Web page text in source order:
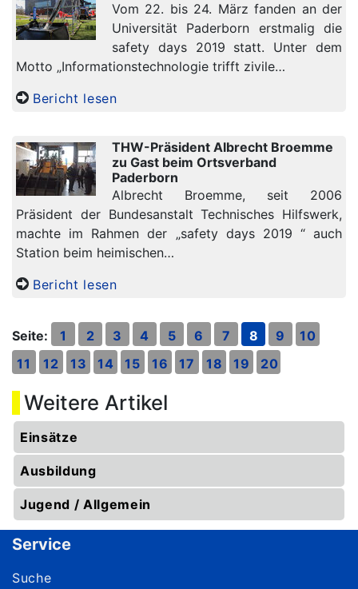
Vom 22. bis 24. März fanden an der
Universität Paderborn erstmalig die
safety days 2019 statt. Unter dem
Motto „Informationstechnologie trifft zivile…
Bericht lesen
THW-Präsident Albrecht Broemme
zu Gast beim Ortsverband
Paderborn
Albrecht Broemme, seit 2006
Präsident der Bundesanstalt Technisches Hilfswerk,
machte im Rahmen der „safety days 2019 “ auch
Station beim heimischen…
Bericht lesen
Seite: 1 2 3 4 5 6 7 8 9
10
11
12 13 14 15 16 17 18 19 20
Weitere Artikel
Einsätze
Ausbildung
Jugend / Allgemein
Service
Suche